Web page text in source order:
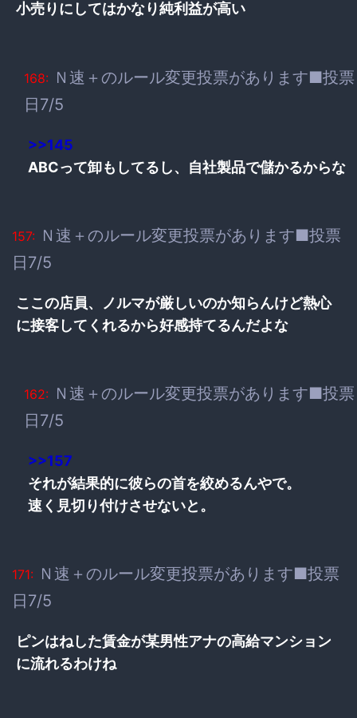
小売りにしてはかなり純利益が高い
168: Ｎ速＋のルール変更投票があります■投票
日7/5
>>145
ABCって卸もしてるし、自社製品で儲かるからな
157: Ｎ速＋のルール変更投票があります■投票
日7/5
ここの店員、ノルマが厳しいのか知らんけど熱心
に接客してくれるから好感持てるんだよな
162: Ｎ速＋のルール変更投票があります■投票
日7/5
>>157
それが結果的に彼らの首を絞めるんやで。
速く見切り付けさせないと。
171: Ｎ速＋のルール変更投票があります■投票
日7/5
ピンはねした賃金が某男性アナの高給マンション
に流れるわけね